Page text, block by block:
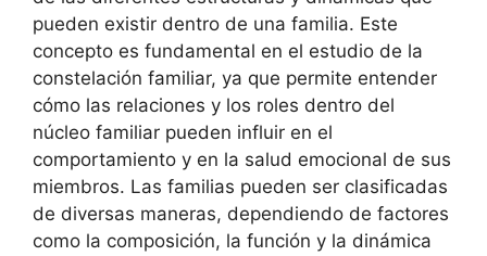
pueden existir dentro de una familia. Este
concepto es fundamental en el estudio de la
constelación familiar, ya que permite entender
cómo las relaciones y los roles dentro del
núcleo familiar pueden influir en el
comportamiento y en la salud emocional de sus
miembros. Las familias pueden ser clasificadas
de diversas maneras, dependiendo de factores
como la composición, la función y la dinámica